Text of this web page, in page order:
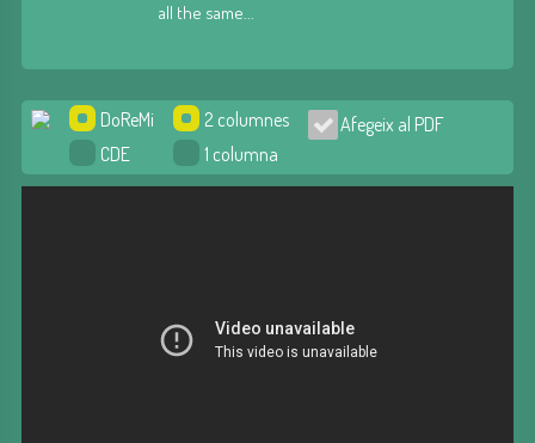
all the same...
DoReMi
CDE
2 columnes
1 columna
Afegeix al PDF